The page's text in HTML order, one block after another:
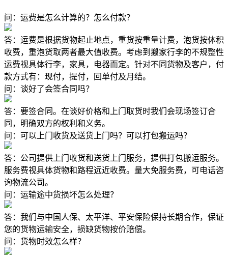
问：运费是怎么计算的？怎么付款？
答：运费是根据货物起止地点，重货按重量计费，泡货按体积
收费，重泡货取两者最大值收费。考虑到搬家行李的不规整性
运费视具体行李，家具，电器而定。针对不同货物及客户，付
款方式有：现付，提付，回单付及月结。
问：谈好了会签合同吗？
答：要签合同。在谈好价格和上门取货时我们会现场签订合
同，明确双方的权利和义务。
问：可以上门收货及送货上门吗？可以打包搬运吗？
答：公司提供上门收货和送货上门服务，提供打包搬运服务。
服务费视具体货物和路程远近收费。量大免服务费，可电话咨
询物流公司。
问：运输途中货损坏怎么处理？
答：我们与中国人保、太平洋、平安保险保持长期合作，保证
您的货物运输安全，损缺货物按价赔偿。
问：货物时效怎么样？